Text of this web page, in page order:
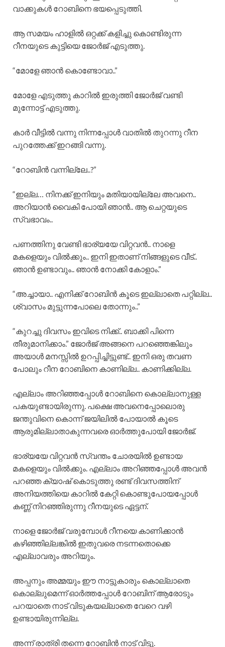
വാക്കുകൾ റോബിനെ ഭയപ്പെടുത്തി.
ആ സമയം ഹാളിൽ ഒറ്റക്ക് കളിച്ചു കൊണ്ടിരുന്ന
റീനയുടെ കുട്ടിയെ ജോർജ് എടുത്തു.
“മോളേ ഞാൻ കൊണ്ടോവാ..”
മോളേ എടുത്തു കാറിൽ ഇരുത്തി ജോർജ് വണ്ടി
മുന്നോട്ട് എടുത്തു.
കാർ വീട്ടിൽ വന്നു നിന്നപ്പോൾ വാതിൽ തുറന്നു റീന
പുറത്തേക്ക് ഇറങ്ങി വന്നു.
“റോബിൻ വന്നില്ലേ..?”
“ഇല്ല… നിനക്ക് ഇനിയും മതിയായില്ലേ അവനെ..
അറിയാൻ വൈകി പോയി ഞാൻ.. ആ ചെറ്റയുടെ
സ്വഭാവം..
പണത്തിനു വേണ്ടി ഭാര്യയേ വിറ്റവൻ.. നാളെ
മകളെയും വിൽക്കും.. ഇനി ഇതാണ് നിങ്ങളുടെ വീട്..
ഞാൻ ഉണ്ടാവും.. ഞാൻ നോക്കി കോളാം.”
“അച്ചായാ.. എനിക്ക് റോബിൻ കൂടെ ഇല്ലാതെ പറ്റില്ല..
ശ്വാസം മുട്ടുന്നപോലെ തോന്നും..”
“കുറച്ചു ദിവസം ഇവിടെ നിക്ക്.. ബാക്കി പിന്നെ
തീരുമാനിക്കാം.” ജോർജ് അങ്ങനെ പറഞ്ഞെങ്കിലും
അയാൾ മനസ്സിൽ ഉറപ്പിച്ചിട്ടുണ്ട്.. ഇനി ഒരു തവണ
പോലും റീന റോബിനെ കാണില്ല.. കാണിക്കില്ല.
എല്ലാം അറിഞ്ഞപ്പോൾ റോബിനെ കൊല്ലാനുള്ള
പകയുണ്ടായിരുന്നു. പക്ഷെ അവനെപ്പോലൊരു
ജന്തുവിനെ കൊന്ന് ജയിലിൽ പോയാൽ കൂടെ
ആരുമില്ലാതാകുന്നവരെ ഓർത്തുപോയി ജോർജ്.
ഭാര്യയേ വിറ്റവൻ സ്വന്തം ചോരയിൽ ഉണ്ടായ
മകളെയും വിൽക്കും. എല്ലാം അറിഞ്ഞപ്പോൾ അവൻ
പറഞ്ഞ ക്യാഷ് കൊടുത്തു രണ്ട് ദിവസത്തിന്
അനിയത്തിയെ കാറിൽ കേറ്റി കൊണ്ടുപോയപ്പോൾ
കണ്ണ് നിറഞ്ഞിരുന്നു റീനയുടെ ഏട്ടന്.
നാളെ ജോർജ് വരുമ്പോൾ റീനയെ കാണിക്കാൻ
കഴിഞ്ഞില്ലങ്കിൽ ഇതുവരെ നടന്നതൊക്കെ
എല്ലാവരും അറിയും.
അപ്പനും അമ്മയും ഈ നാട്ടുകാരും കൊല്ലാതെ
കൊല്ലുമെന്ന് ഓർത്തപ്പോൾ റോബിന് ആരോടും
പറയാതെ നാട് വിടുകയല്ലാതെ വേറെ വഴി
ഉണ്ടായിരുന്നില്ല.
അന്ന് രാത്രി തന്നെ റോബിൻ നാട് വിട്ടു.